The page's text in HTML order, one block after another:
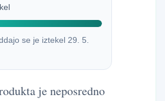
se je iztekel 29. 5.
je neposredno